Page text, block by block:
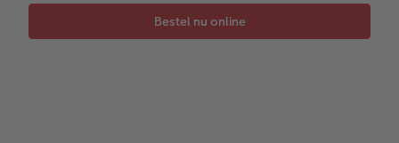
Art Collection
Lijsten